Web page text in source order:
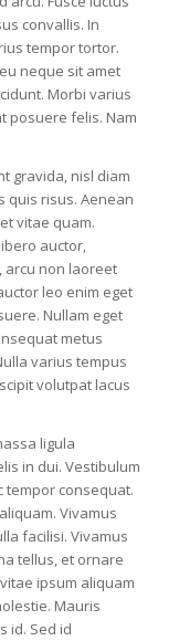
convallis. In
tempor tortor.
neque sit amet
Morbi varius
posuere felis. Nam
gravida, nisl diam
quis risus. Aenean
vitae quam.
auctor,
arcu non laoreet
leo enim eget
Nullam eget
metus
varius tempus
volutpat lacus
ligula
in dui. Vestibulum
tempor consequat.
Vivamus
facilisi. Vivamus
tellus, et ornare
ipsum aliquam
Mauris
id. Sed id